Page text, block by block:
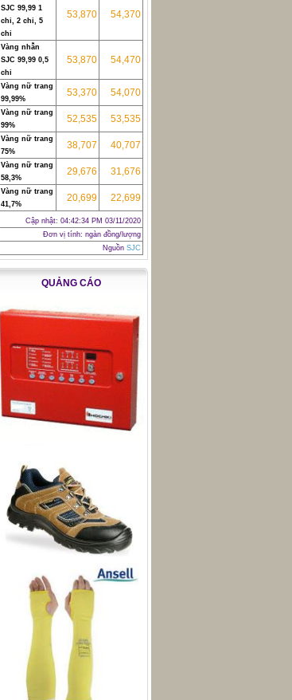
SJC 99,99 1
chỉ, 2 chỉ, 5
chỉ
53,870 54,370
Vàng nhẫn
SJC 99,99 0,5
chỉ
53,870 54,470
Vàng nữ trang
99,99%
53,370 54,070
Vàng nữ trang
99%
52,535 53,535
Vàng nữ trang
75%
38,707 40,707
Vàng nữ trang
58,3%
29,676 31,676
Vàng nữ trang
41,7%
20,699 22,699
Cập nhật: 04:42:34 PM 03/11/2020
Đơn vị tính: ngàn đồng/lượng
Nguồn SJC
QUẢNG CÁO